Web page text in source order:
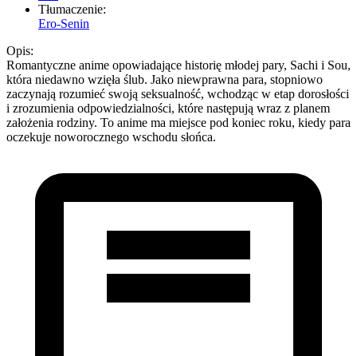
Tłumaczenie:
Ero-Senin
Opis:
Romantyczne anime opowiadające historię młodej pary, Sachi i Sou,
która niedawno wzięła ślub. Jako niewprawna para, stopniowo
zaczynają rozumieć swoją seksualność, wchodząc w etap dorosłości
i zrozumienia odpowiedzialności, które następują wraz z planem
założenia rodziny. To anime ma miejsce pod koniec roku, kiedy para
oczekuje noworocznego wschodu słońca.